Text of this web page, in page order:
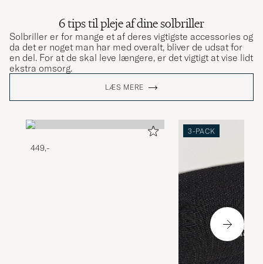
6 tips til pleje af dine solbriller
Solbriller er for mange et af deres vigtigste accessories og
da det er noget man har med overalt, bliver de udsat for
en del. For at de skal leve længere, er det vigtigt at vise lidt
ekstra omsorg.
LÆS MERE
449,-
3-PACK